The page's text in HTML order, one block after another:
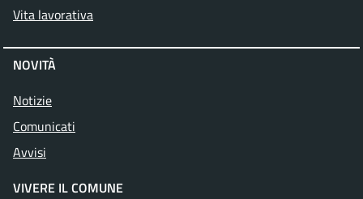
Vita lavorativa
NOVITÀ
Notizie
Comunicati
Avvisi
VIVERE IL COMUNE